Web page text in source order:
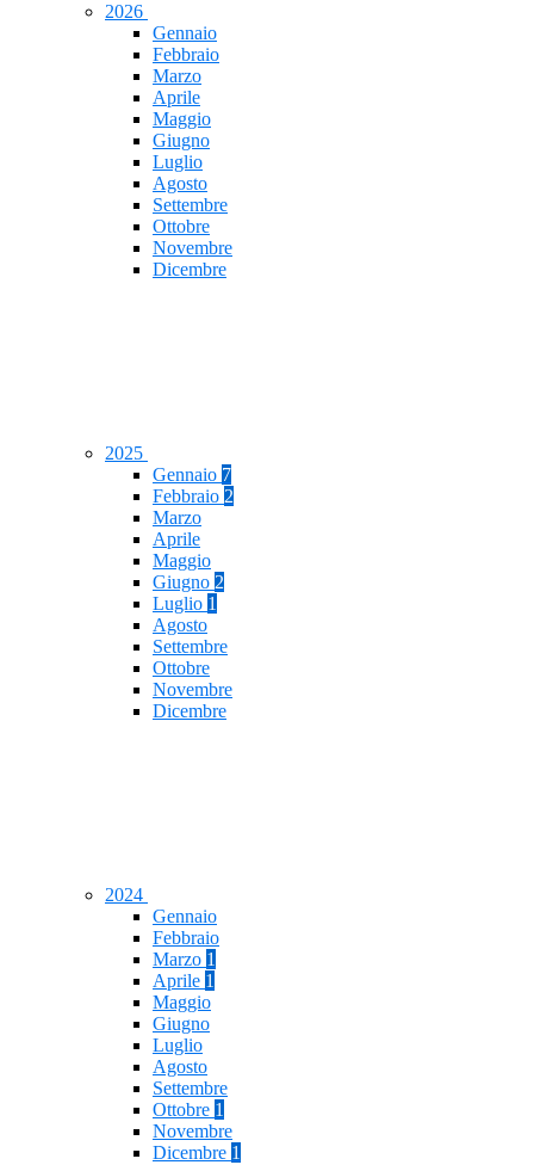
2026
Gennaio
Febbraio
Marzo
Aprile
Maggio
Giugno
Luglio
Agosto
Settembre
Ottobre
Novembre
Dicembre
2025
Gennaio 7
Febbraio 2
Marzo
Aprile
Maggio
Giugno 2
Luglio 1
Agosto
Settembre
Ottobre
Novembre
Dicembre
2024
Gennaio
Febbraio
Marzo 1
Aprile 1
Maggio
Giugno
Luglio
Agosto
Settembre
Ottobre 1
Novembre
Dicembre 1